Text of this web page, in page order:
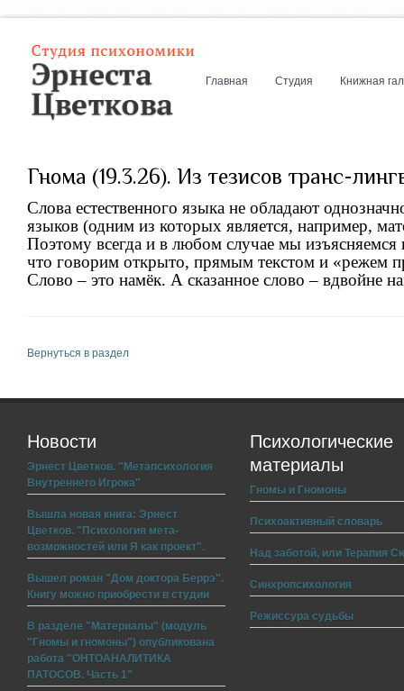
Главная Студия Книжная
Гнома (19.3.26). Из тезисов транс-
Слова естественного языка не обладают
языков (одним из которых является, например,
Поэтому всегда и в любом случае мы изъясняемся
что говорим открыто, прямым текстом и «режем
Слово – это намёк. А сказанное слово – вдвойне
Вернуться в раздел
Новости
Эрнест Цветков. "Метапсихология
Внутреннего Игрока"
Вышла новая книга: Эрнест
Цветков. "Психология мета-
возможностей или Я как проект".
Вышел роман "Дом доктора Беррэ".
Книгу можно приобрести в студии
В разделе "Материалы" (модуль
"Гномы и гномоны") опубликована
работа "ОНТОАНАЛИТИКА
ПАТОСОВ. Часть 1"
Психологические
материалы
Гномы и Гномоны
Психоактивный словарь
Над заботой, или Терапия
Синхропсихология
Режиссура судьбы